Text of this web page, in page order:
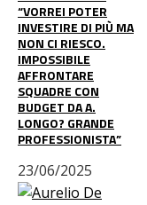
“VORREI POTER
INVESTIRE DI PIÙ MA
NON CI RIESCO.
IMPOSSIBILE
AFFRONTARE
SQUADRE CON
BUDGET DA A.
LONGO? GRANDE
PROFESSIONISTA”
23/06/2025